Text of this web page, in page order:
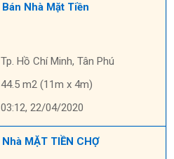
Bán Nhà Mặt Tiền
Tp. Hồ Chí Minh, Tân Phú
44.5 m2 (11m x 4m)
03:12, 22/04/2020
Nhà MẶT TIỀN CHỢ